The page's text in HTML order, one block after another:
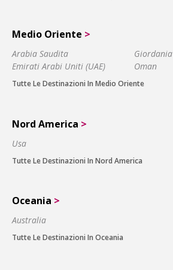
Medio Oriente >
Arabia Saudita
Emirati Arabi Uniti (UAE)
Giordania
Oman
Tutte Le Destinazioni In Medio Oriente
Nord America >
Usa
Tutte Le Destinazioni In Nord America
Oceania >
Australia
Tutte Le Destinazioni In Oceania